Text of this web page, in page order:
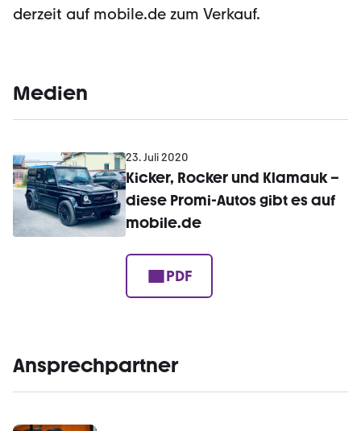
derzeit auf mobile.de zum Ver­kauf.
Medien
23. Juli 2020
Kicker, Rocker und Klamauk –
diese Promi-Autos gibt es auf
mobile.de
PDF
Ansprechpartner